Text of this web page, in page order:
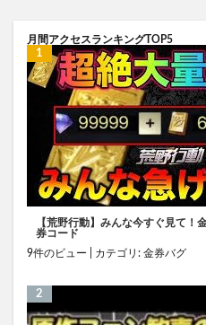
月間アクセスランキングTOP5
【荒野行動】みんな今すぐ見て！
券コード
9件のビュー
カテゴリ: 金券バグ